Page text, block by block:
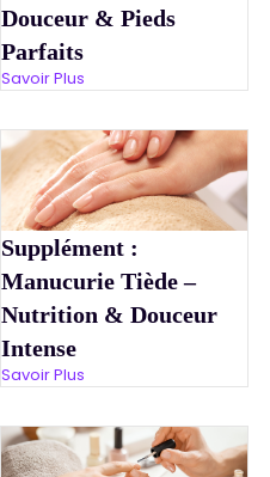
Douceur & Pieds
Parfaits
Savoir Plus
Supplément :
Manucurie Tiède –
Nutrition & Douceur
Intense
Savoir Plus